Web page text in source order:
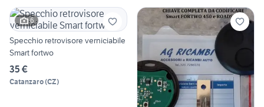
6
Specchio retrovisore verniciabile
Smart fortwo
35 €
Catanzaro(CZ)